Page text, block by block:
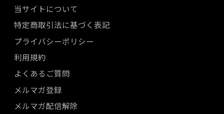
当サイトについて
特定商取引法に基づく表記
プライバシーポリシー
利用規約
よくあるご質問
メルマガ登録
メルマガ配信解除